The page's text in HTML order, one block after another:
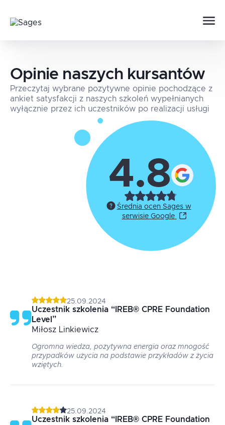
Opinie naszych kursantów
Przeczytaj wybrane pozytywne opinie pochodzące z
ankiet satysfakcji z naszych szkoleń wypełnianych
wyłącznie przez ich uczestników po realizacji usługi
4.8
Średnia ocen Sages w
serwisie Google
25.09.2024
Uczestnik szkolenia “ IREB® CPRE Foundation
Level ”
Miłosz Linkiewicz
Ogromna wiedza, pozytywna energia oraz mnogość
przypadków użycia na podstawie przykładów z życia
wziętych.
25.09.2024
Uczestnik szkolenia “ IREB® CPRE Foundation